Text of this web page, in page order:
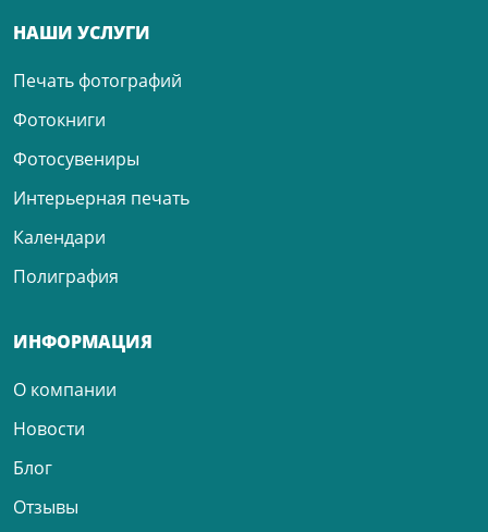
НАШИ УСЛУГИ
Печать фотографий
Фотокниги
Фотосувениры
Интерьерная печать
Календари
Полиграфия
ИНФОРМАЦИЯ
О компании
Новости
Блог
Отзывы